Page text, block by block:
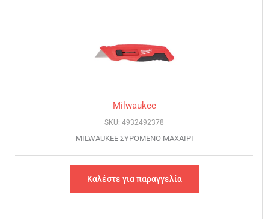
Milwaukee
SKU: 4932492378
MILWAUKEE ΣΥΡΟΜΕΝΟ ΜΑΧΑΙΡΙ
Καλέστε για παραγγελία